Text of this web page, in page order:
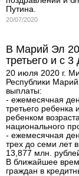
Путина.
20/07/2020
В Марий Эл
третьего и с 3
20 июля 2020 г.
Республики
выплаты:
- ежемесячная
третьего
ребенком
национального
- ежемесячная
трех до семи лет
13,877 млн.
В ближайшее
граждан в